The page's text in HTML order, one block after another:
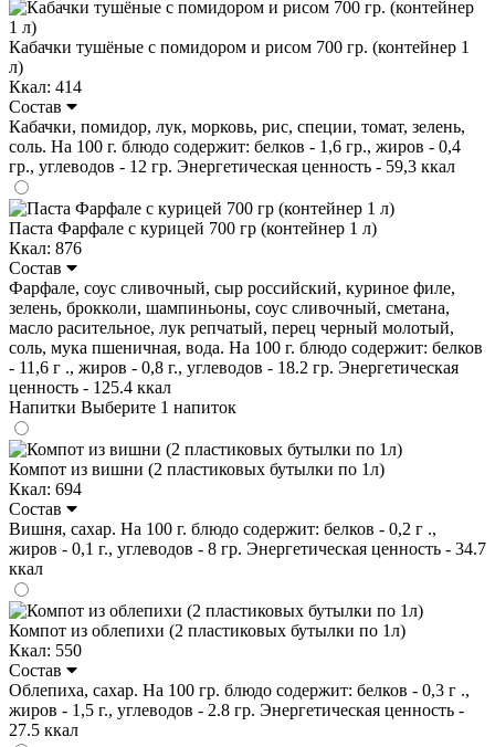
Кабачки тушёные с помидором и рисом 700 гр. (контейнер 1
л)
Ккал: 414
Состав
Кабачки, помидор, лук, морковь, рис, специи, томат, зелень,
соль. На 100 г. блюдо содержит: белков - 1,6 гр., жиров - 0,4
гр., углеводов - 12 гр. Энергетическая ценность - 59,3 ккал
Паста Фарфале с курицей 700 гр (контейнер 1 л)
Ккал: 876
Состав
Фарфале, соус сливочный, сыр российский, куриное филе,
зелень, брокколи, шампиньоны, соус сливочный, сметана,
масло расительное, лук репчатый, перец черный молотый,
соль, мука пшеничная, вода. На 100 г. блюдо содержит: белков
- 11,6 г ., жиров - 0,8 г., углеводов - 18.2 гр. Энергетическая
ценность - 125.4 ккал
Напитки Выберите 1 напиток
Компот из вишни (2 пластиковых бутылки по 1л)
Ккал: 694
Состав
Вишня, сахар. На 100 г. блюдо содержит: белков - 0,2 г .,
жиров - 0,1 г., углеводов - 8 гр. Энергетическая ценность - 34.7
ккал
Компот из облепихи (2 пластиковых бутылки по 1л)
Ккал: 550
Состав
Облепиха, сахар. На 100 гр. блюдо содержит: белков - 0,3 г .,
жиров - 1,5 г., углеводов - 2.8 гр. Энергетическая ценность -
27.5 ккал